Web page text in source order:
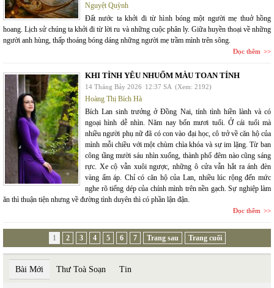
Nguyệt Quỳnh
Đất nước ta khởi đi từ hình bóng một người mẹ thuở hồng
hoang. Lịch sử chúng ta khởi đi từ lời ru và những cuộc phân ly. Giữa huyền thoại về những
người anh hùng, thấp thoáng bóng dáng những người mẹ trầm mình trên sông.
Đọc thêm
KHI TÌNH YÊU NHUỐM MÀU TOAN TÍNH
14 Tháng Bảy 2026 12:37 SA (Xem: 2192)
Hoàng Thị Bích Hà
Bích Lan sinh trưởng ở Đồng Nai, tính tình hiền lành và có
ngoại hình dễ nhìn. Năm nay bốn mươi tuổi. Ở cái tuổi mà
nhiều người phụ nữ đã có con vào đại học, cô trở về căn hộ của
mình mỗi chiều với một chùm chìa khóa và sự im lặng. Từ ban
công tầng mười sáu nhìn xuống, thành phố đêm nào cũng sáng
rực. Xe cộ vẫn xuôi ngược, những ô cửa vẫn hắt ra ánh đèn
vàng ấm áp. Chỉ có căn hộ của Lan, nhiều lúc rộng đến mức
nghe rõ tiếng dép của chính mình trên nền gạch. Sự nghiệp làm
ăn thì thuận tiện nhưng về đường tình duyên thì có phần lận đận.
Đọc thêm
1 2 3 4 5 6 7 Trang sau Trang cuối
Bài Mới Thư Toà Soạn Tin